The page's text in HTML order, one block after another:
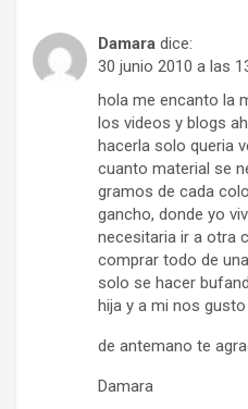
Damara dice:
30 junio 2010 a las
hola me encanto la
los videos y blogs
hacerla solo queria
cuanto material se
gramos de cada
gancho, donde yo
necesitaria ir a otra
comprar todo de
solo se hacer
hija y a mi nos
de antemano te
Damara